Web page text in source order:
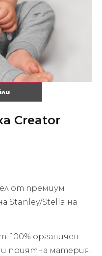
Creator
от премиум
Stanley/Stella на
100% органичен
и приятна материя,